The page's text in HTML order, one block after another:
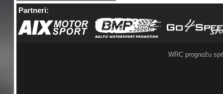
Partneri:
WRC prognožu